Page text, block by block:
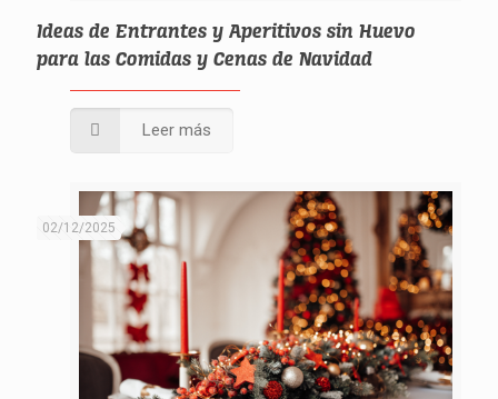
Ideas de Entrantes y Aperitivos sin Huevo
para las Comidas y Cenas de Navidad
Leer más
02/12/2025